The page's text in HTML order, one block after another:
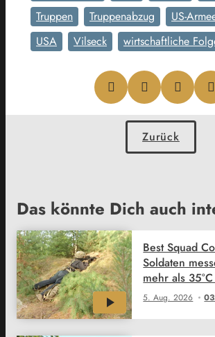
Truppen
Truppenabzug US-
USA
Vilseck wirtschaftliche
Zurück
Das könnte Dich auch
5. Aug. 2026
Best Squad
Soldaten
mehr als